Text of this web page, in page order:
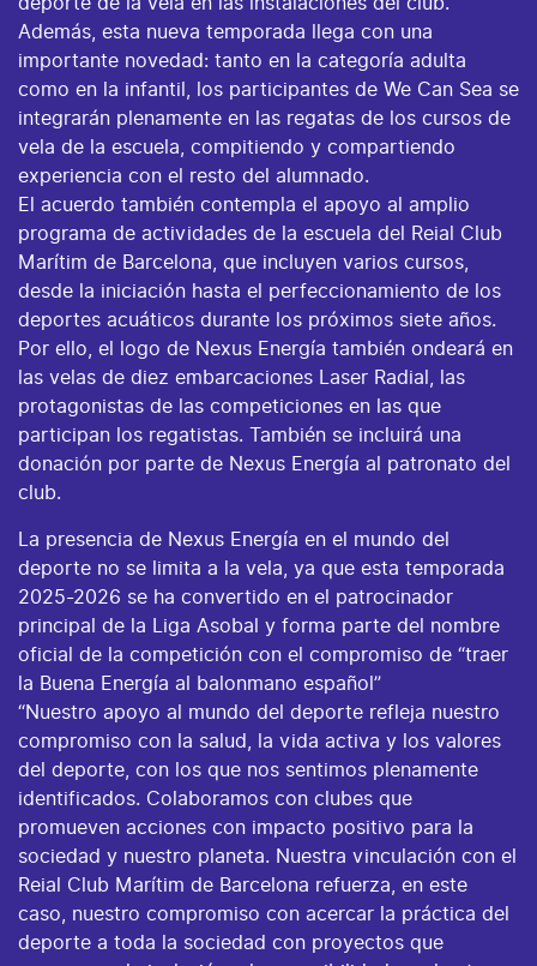
Además, esta nueva temporada llega con una
importante novedad: tanto en la categoría adulta
como en la infantil, los participantes de We Can Sea se
integrarán plenamente en las regatas de los cursos de
vela de la escuela, compitiendo y compartiendo
experiencia con el resto del alumnado.
El acuerdo también contempla el apoyo al amplio
programa de actividades de la escuela del Reial Club
Marítim de Barcelona, que incluyen varios cursos,
desde la iniciación hasta el perfeccionamiento de los
deportes acuáticos durante los próximos siete años.
Por ello, el logo de Nexus Energía también ondeará en
las velas de diez embarcaciones Laser Radial, las
protagonistas de las competiciones en las que
participan los regatistas. También se incluirá una
donación por parte de Nexus Energía al patronato del
club.
La presencia de Nexus Energía en el mundo del
deporte no se limita a la vela, ya que esta temporada
2025-2026 se ha convertido en el patrocinador
principal de la Liga Asobal y forma parte del nombre
oficial de la competición con el compromiso de “traer
la Buena Energía al balonmano español”
“Nuestro apoyo al mundo del deporte refleja nuestro
compromiso con la salud, la vida activa y los valores
del deporte, con los que nos sentimos plenamente
identificados. Colaboramos con clubes que
promueven acciones con impacto positivo para la
sociedad y nuestro planeta. Nuestra vinculación con el
Reial Club Marítim de Barcelona refuerza, en este
caso, nuestro compromiso con acercar la práctica del
deporte a toda la sociedad con proyectos que